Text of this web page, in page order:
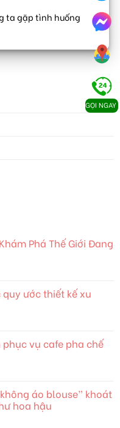
ta gặp tình huống
Phá Thế Giới Đang
ước thiết kế xu
vụ cafe pha chế
áo blouse” khoát
hoa hậu
GỌI NGAY